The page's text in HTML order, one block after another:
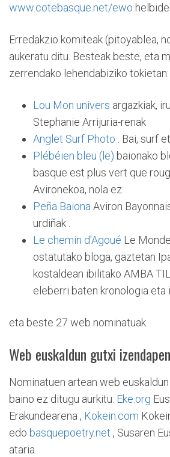
www.cotebasque.net/ewo
Erredakzio komiteak (pitoyablea,
aukeratu ditu. Besteak beste, eta
zerrendako lehendabiziko tokietan:
Lou Mon univers argazkiak,
Stephanie Arrijuria-renak
Anglet Surf Photo . Bai, surf
Plébéien bleu (le) baionako
basque est plus vert que
Avironekoa, nola ez.
Peña Baiona Aviron
urdiñak .
Le chemin d'Agoué Le
ostatutako bloga, gaztetan
kostaldean ibilitako AMBA
eleberri baten kronologia eta
eta beste 27 web nominatuak.
Web euskaldun gutxi
Nominatuen artean web
baino ez ditugu aurkitu: Eke.org
Erakundearena , Kokein.com
edo basquepoetry.net , Susaren
ataria.